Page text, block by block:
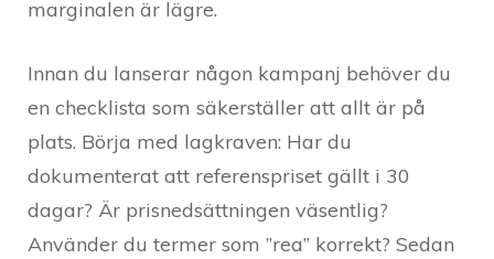
marginalen är lägre.
Innan du lanserar någon kampanj behöver du
en checklista som säkerställer att allt är på
plats. Börja med lagkraven: Har du
dokumenterat att referenspriset gällt i 30
dagar? Är prisnedsättningen väsentlig?
Använder du termer som ”rea” korrekt? Sedan